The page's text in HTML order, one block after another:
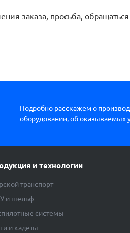
заказа, просьба,
Подробно расскажем о
оборудовании, об оказываемых
и технологии
транспорт
и шельф
системы
и кадеты